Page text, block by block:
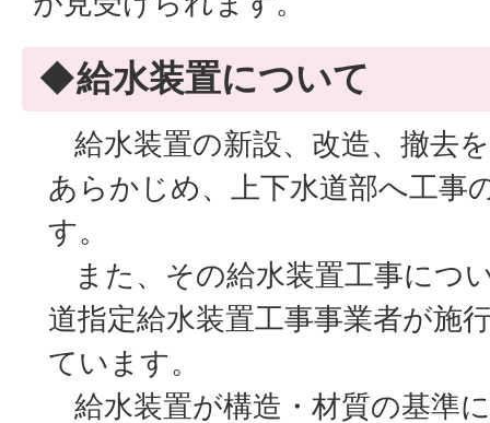
◆給水装置について
給水装置の新設、改造、撤去
あらかじめ、上下水道部へ工事
す。
また、その給水装置工事につ
道指定給水装置工事事業者が施
ています。
給水装置が構造・材質の基準